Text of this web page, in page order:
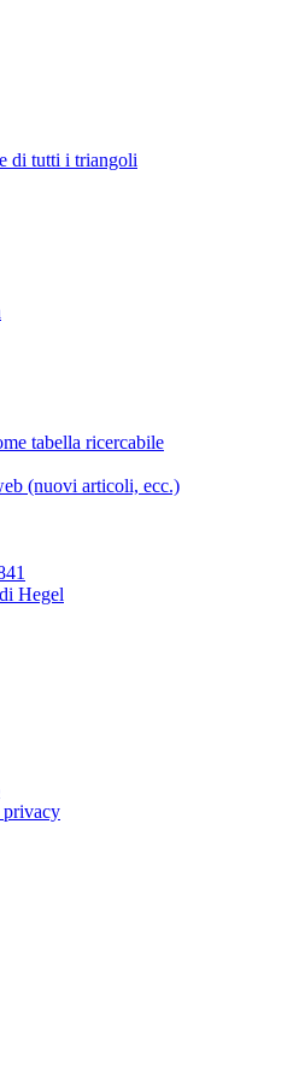
di tutti i triangoli
tabella ricercabile
(nuovi articoli, ecc.)
Hegel
privacy